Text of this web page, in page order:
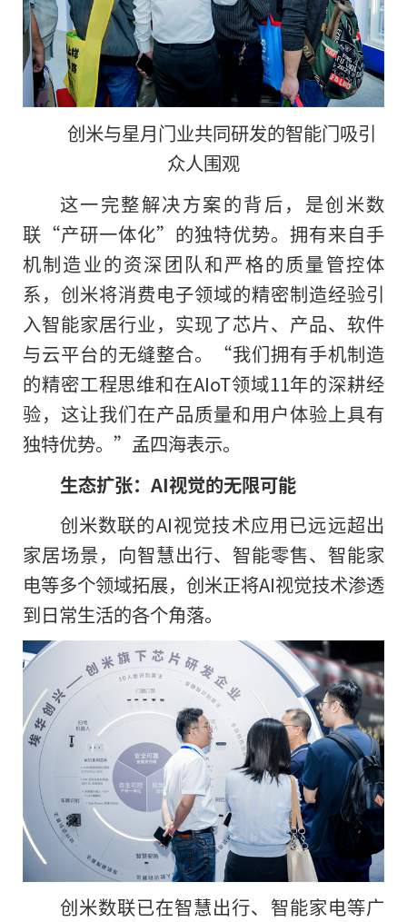
创米与星月门业共同研发的智能门吸引
众人围观
这一完整解决方案的背后，是创米数
联“产研一体化”的独特优势。拥有来自手
机制造业的资深团队和严格的质量管控体
系，创米将消费电子领域的精密制造经验引
入智能家居行业，实现了芯片、产品、软件
与云平台的无缝整合。“我们拥有手机制造
的精密工程思维和在AIoT领域11年的深耕经
验，这让我们在产品质量和用户体验上具有
独特优势。”孟四海表示。
生态扩张：AI视觉的无限可能
创米数联的AI视觉技术应用已远远超出
家居场景，向智慧出行、智能零售、智能家
电等多个领域拓展，创米正将AI视觉技术渗透
到日常生活的各个角落。
创米数联已在智慧出行、智能家电等广